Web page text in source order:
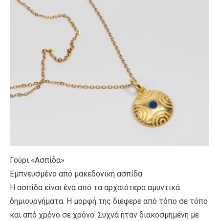
Γούρι «Ασπίδα»
Εμπνευσμένο από μακεδονική ασπίδα.
Η ασπίδα είναι ένα από τα αρχαιότερα αμυντικά
δημιουργήματα. Η μορφή της διέφερε από τόπο σε τόπο
και από χρόνο σε χρόνο. Συχνά ήταν διακοσμημένη με